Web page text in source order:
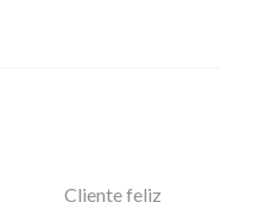
Cliente feliz